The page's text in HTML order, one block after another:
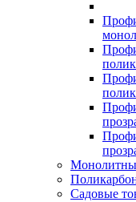
Садовые